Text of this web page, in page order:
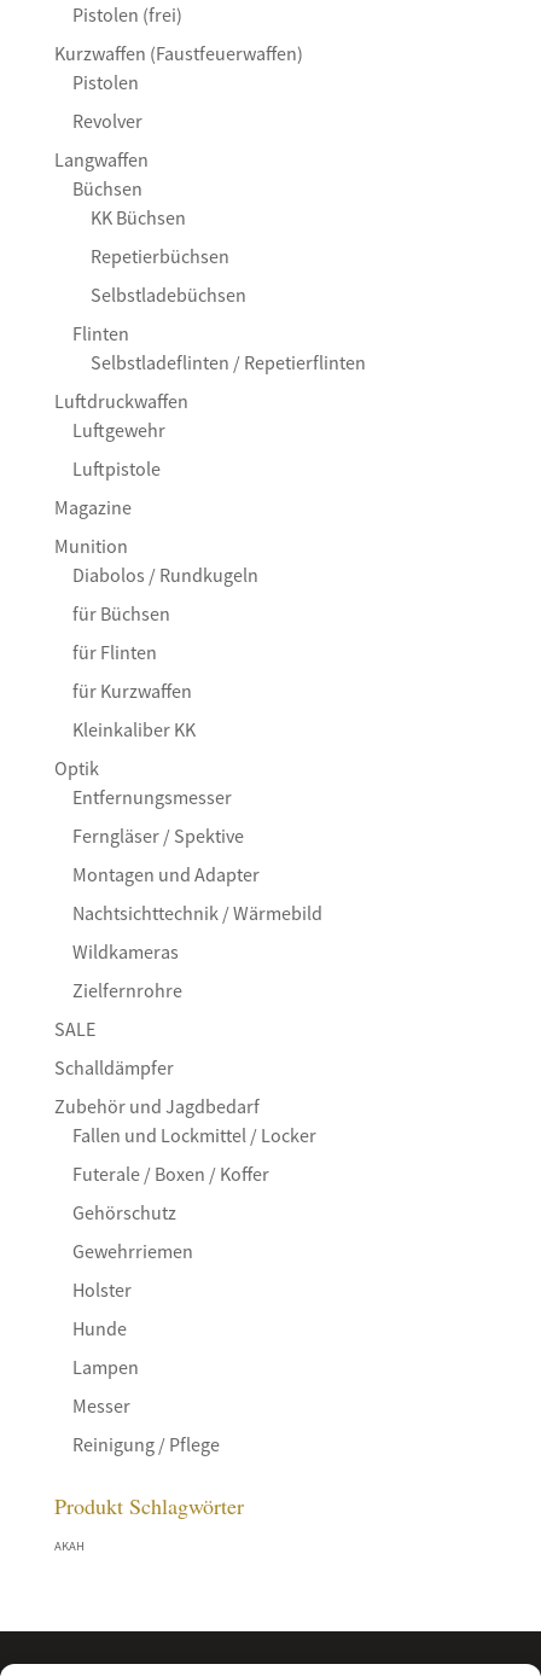
Pistolen (frei)
Kurzwaffen (Faustfeuerwaffen)
Pistolen
Revolver
Langwaffen
Büchsen
KK Büchsen
Repetierbüchsen
Selbstladebüchsen
Flinten
Selbstladeflinten / Repetierflinten
Luftdruckwaffen
Luftgewehr
Luftpistole
Magazine
Munition
Diabolos / Rundkugeln
für Büchsen
für Flinten
für Kurzwaffen
Kleinkaliber KK
Optik
Entfernungsmesser
Ferngläser / Spektive
Montagen und Adapter
Nachtsichttechnik / Wärmebild
Wildkameras
Zielfernrohre
SALE
Schalldämpfer
Zubehör und Jagdbedarf
Fallen und Lockmittel / Locker
Futerale / Boxen / Koffer
Gehörschutz
Gewehrriemen
Holster
Hunde
Lampen
Messer
Reinigung / Pflege
Produkt Schlagwörter
AKAH